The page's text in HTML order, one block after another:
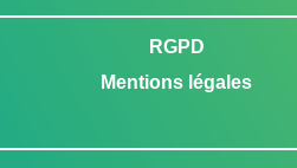
RGPD
Mentions légales